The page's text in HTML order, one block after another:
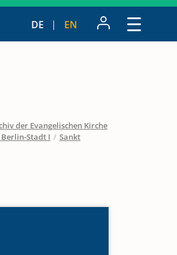
DE EN
der Evangelischen Kirche
Stadt I / Sankt